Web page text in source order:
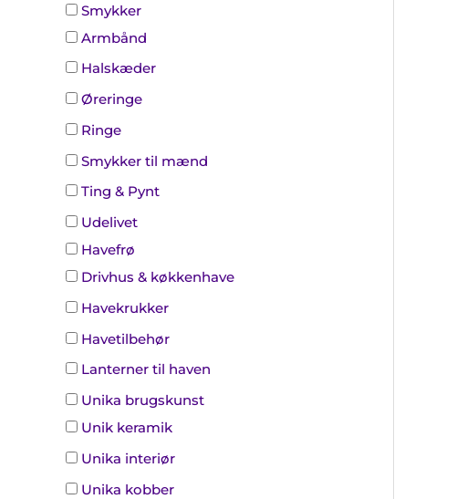
Smykker
Armbånd
Halskæder
Øreringe
Ringe
Smykker til mænd
Ting & Pynt
Udelivet
Havefrø
Drivhus & køkkenhave
Havekrukker
Havetilbehør
Lanterner til haven
Unika brugskunst
Unik keramik
Unika interiør
Unika kobber